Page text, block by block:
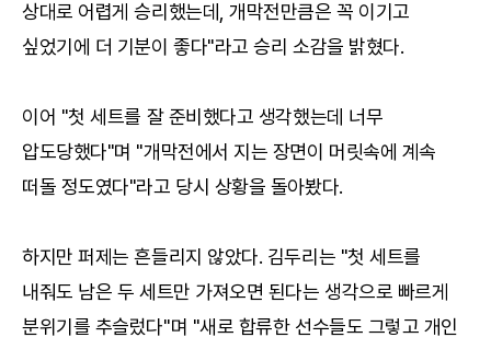
상대로 어렵게 승리했는데, 개막전만큼은 꼭 이기고
싶었기에 더 기분이 좋다"라고 승리 소감을 밝혔다.
이어 "첫 세트를 잘 준비했다고 생각했는데 너무
압도당했다"며 "개막전에서 지는 장면이 머릿속에 계속
떠돌 정도였다"라고 당시 상황을 돌아봤다.
하지만 퍼제는 흔들리지 않았다. 김두리는 "첫 세트를
내줘도 남은 두 세트만 가져오면 된다는 생각으로 빠르게
분위기를 추슬렀다"며 "새로 합류한 선수들도 그렇고 개인